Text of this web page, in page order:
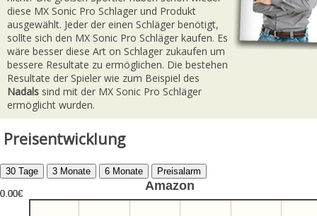
diese MX Sonic Pro Schlager und Produkt
ausgewählt. Jeder der einen Schläger benötigt,
sollte sich den MX Sonic Pro Schläger kaufen. Es
wäre besser diese Art on Schlager zukaufen um
bessere Resultate zu ermöglichen. Die bestehen
Resultate der Spieler wie zum Beispiel des
Nadals sind mit der MX Sonic Pro Schläger
ermöglicht wurden.
Preisentwicklung
Amazon